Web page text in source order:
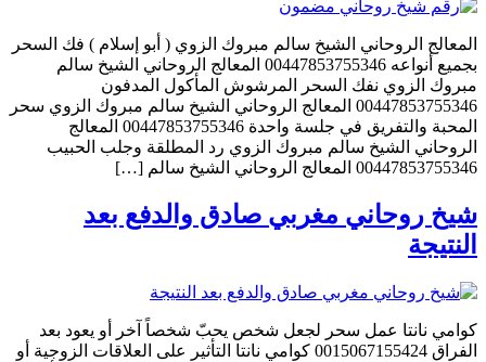
المعالج الروحاني الشيخ سالم مبروك الزوي ( أبو إسلام ) فك السحر
بجميع أنواعه 00447853755346 المعالج الروحاني الشيخ سالم
مبروك الزوي نفك السحر المرشوش المأكول المدفون
00447853755346 المعالج الروحاني الشيخ سالم مبروك الزوي سحر
المحبة والتفريق في جلسة واحدة 00447853755346 المعالج
الروحاني الشيخ سالم مبروك الزوي رد المطلقة وجلب الحبيب
00447853755346 المعالج الروحاني الشيخ سالم […]
شيخ روحاني مغربي صادق والدفع بعد
النتيجة
كوامي نانتا عمل سحر لجعل شخص يحبّ شخصاً آخر أو يعود بعد
الفراق 0015067155424 كوامي نانتا التأثير على العلاقات الزوجية أو